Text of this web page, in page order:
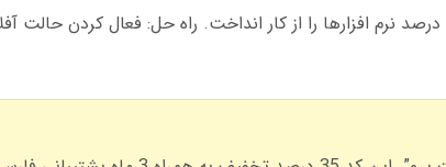
در تست های مه 2025، قطعی 5 دقیقه ای اینترنت، 92 درصد نرم افزارها را از کار انداخت. راه حل: فعال